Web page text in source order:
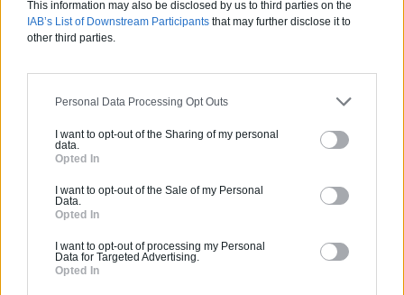
This information may also be disclosed by us to third parties on the
IAB’s List of Downstream Participants that may further disclose it to
other third parties.
Personal Data Processing Opt Outs
I want to opt-out of the Sharing of my personal
data.
Opted In
I want to opt-out of the Sale of my Personal
Data.
Opted In
I want to opt-out of processing my Personal
Data for Targeted Advertising.
Opted In
Jardin devant la maison : Top 5
Comment choisir un claustra pour
son extérieur ?
Comment aménager l’entrée
Canicule et fortes chaleurs : quels
conseils pour garder sa maison au
Comment rénover l’entrée de son